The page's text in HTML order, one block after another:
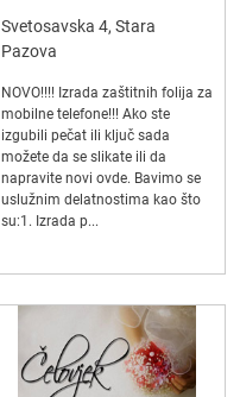
Svetosavska 4, Stara
Pazova
NOVO!!!! Izrada zaštitnih folija za
mobilne telefone!!! Ako ste
izgubili pečat ili ključ sada
možete da se slikate ili da
napravite novi ovde. Bavimo se
uslužnim delatnostima kao što
su:1. Izrada p...